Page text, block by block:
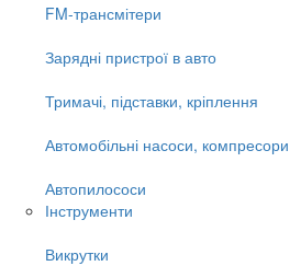
FM-трансмітери
Зарядні пристрої в авто
Тримачі, підставки, кріплення
Автомобільні насоси, компресори
Автопилососи
Інструменти
Викрутки